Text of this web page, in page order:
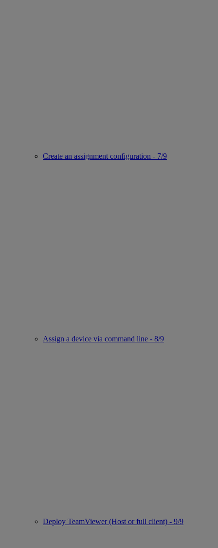
Create an assignment configuration - 7/9
Assign a device via command line - 8/9
Deploy TeamViewer (Host or full client) - 9/9